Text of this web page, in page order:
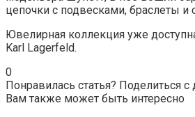
цепочки с подвесками, браслеты и
Ювелирная коллекция уже
Karl Lagerfeld.
0
Понравилась статья? Поделиться с
Вам также может быть интересно